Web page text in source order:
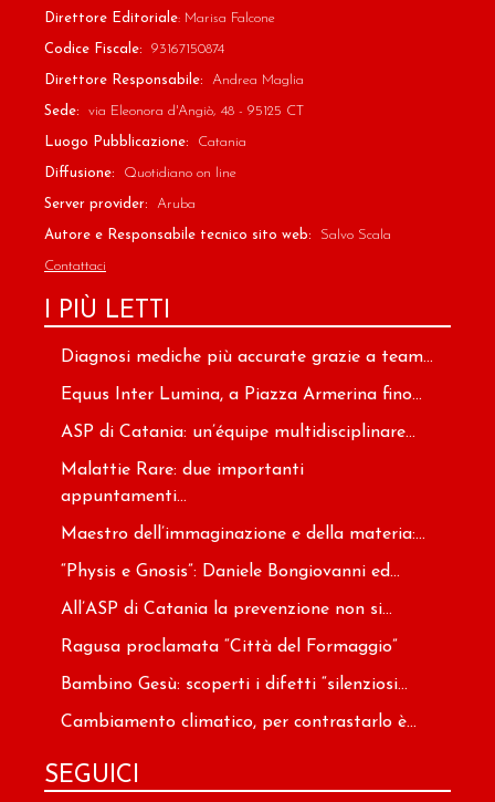
Direttore Editoriale: Marisa Falcone
Codice Fiscale: 93167150874
Direttore Responsabile: Andrea Maglia
Sede: via Eleonora d'Angiò, 48 - 95125 CT
Luogo Pubblicazione: Catania
Diffusione: Quotidiano on line
Server provider: Aruba
Autore e Responsabile tecnico sito web: Salvo Scala
Contattaci
I PIÙ LETTI
Diagnosi mediche più accurate grazie a team...
Equus Inter Lumina, a Piazza Armerina fino...
ASP di Catania: un’équipe multidisciplinare...
Malattie Rare: due importanti
appuntamenti...
Maestro dell’immaginazione e della materia:...
“Physis e Gnosis”: Daniele Bongiovanni ed...
All’ASP di Catania la prevenzione non si...
Ragusa proclamata “Città del Formaggio”
Bambino Gesù: scoperti i difetti “silenziosi...
Cambiamento climatico, per contrastarlo è...
SEGUICI